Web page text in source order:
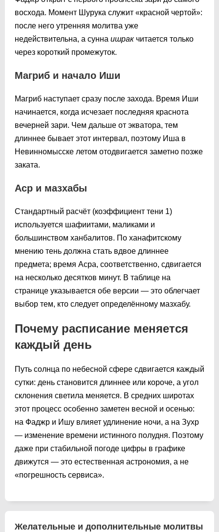
восхода. Момент Шурука служит «красной чертой»:
после него утренняя молитва уже
недействительна, а сунна ишрак читается только
через короткий промежуток.
Магриб и начало Иши
Магриб наступает сразу после захода. Время Иши
начинается, когда исчезает последняя краснота
вечерней зари. Чем дальше от экватора, тем
длиннее бывает этот интервал, поэтому Иша в
Невинномысске летом отодвигается заметно позже
заката.
Аср и мазхабы
Стандартный расчёт (коэффициент тени 1)
используется шафиитами, маликами и
большинством ханбалитов. По ханафитскому
мнению тень должна стать вдвое длиннее
предмета; время Асра, соответственно, сдвигается
на несколько десятков минут. В таблице на
странице указывается обе версии — это облегчает
выбор тем, кто следует определённому мазхабу.
Почему расписание меняется
каждый день
Путь солнца по небесной сфере сдвигается каждый
сутки: день становится длиннее или короче, а угол
склонения светила меняется. В средних широтах
этот процесс особенно заметен весной и осенью:
на Фаджр и Ишу влияет удлинение ночи, а на Зухр
— изменение времени истинного полудня. Поэтому
даже при стабильной погоде цифры в графике
движутся — это естественная астрономия, а не
«погрешность сервиса».
Желательные и дополнительные молитвы